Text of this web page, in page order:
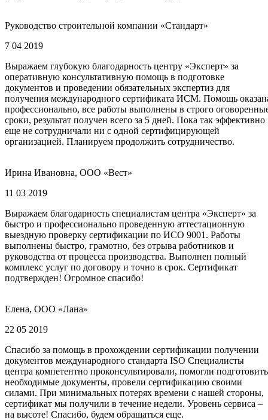
Руководство строительной компании «Стандарт»
7 04 2019
Выражаем глубокую благодарность центру «Эксперт» за
оперативную консультативную помощь в подготовке
документов и проведении обязательных экспертиз для
получения международного сертификата ИСМ. Помощь
профессионально, все работы выполнены в строго
сроки, результат получен всего за 5 дней. Пока так эффективно
еще не сотрудничали ни с одной сертифицирующей
организацией. Планируем продолжить сотрудничество.
Ирина Ивановна, ООО «Вест»
11 03 2019
Выражаем благодарность специалистам центра «Эксперт» за
быстро и профессионально проведенную аттестационную
выездную проверку сертификации по ИСО 9001. Работы
выполнены быстро, грамотно, без отрыва работников и
руководства от процесса производства. Выполнен полный
комплекс услуг по договору и точно в срок. Сертификат
подтвержден! Огромное спасибо!
Елена, ООО «Лана»
22 05 2019
Спасибо за помощь в прохождении сертификации получении
документов международного стандарта ISO Специалисты
центра компетентно проконсультировали, помогли подготовить
необходимые документы, провели сертификацию своими
силами. При минимальных потерях времени с нашей стороны,
сертификат мы получили в течение недели. Уровень сервиса –
на высоте! Спасибо, будем обращаться еще.